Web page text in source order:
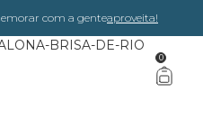
com a genteaproveita!
0